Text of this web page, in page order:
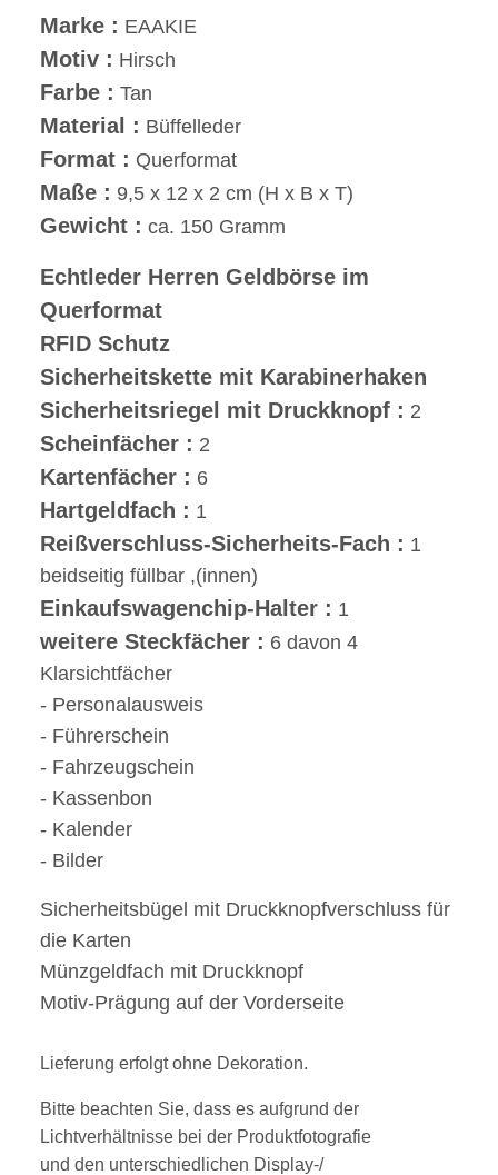
Marke : EAAKIE
Motiv : Hirsch
Farbe : Tan
Material : Büffelleder
Format : Querformat
Maße : 9,5 x 12 x 2 cm (H x B x T)
Gewicht : ca. 150 Gramm
Echtleder Herren Geldbörse im
Querformat
RFID Schutz
Sicherheitskette mit Karabinerhaken
Sicherheitsriegel mit Druckknopf : 2
Scheinfächer : 2
Kartenfächer : 6
Hartgeldfach : 1
Reißverschluss-Sicherheits-Fach : 1
beidseitig füllbar ,(innen)
Einkaufswagenchip-Halter : 1
weitere Steckfächer : 6 davon 4
Klarsichtfächer
- Personalausweis
- Führerschein
- Fahrzeugschein
- Kassenbon
- Kalender
- Bilder
Sicherheitsbügel mit Druckknopfverschluss für
die Karten
Münzgeldfach mit Druckknopf
Motiv-Prägung auf der Vorderseite
Lieferung erfolgt ohne Dekoration.
Bitte beachten Sie, dass es aufgrund der
Lichtverhältnisse bei der Produktfotografie
und den unterschiedlichen Display-/